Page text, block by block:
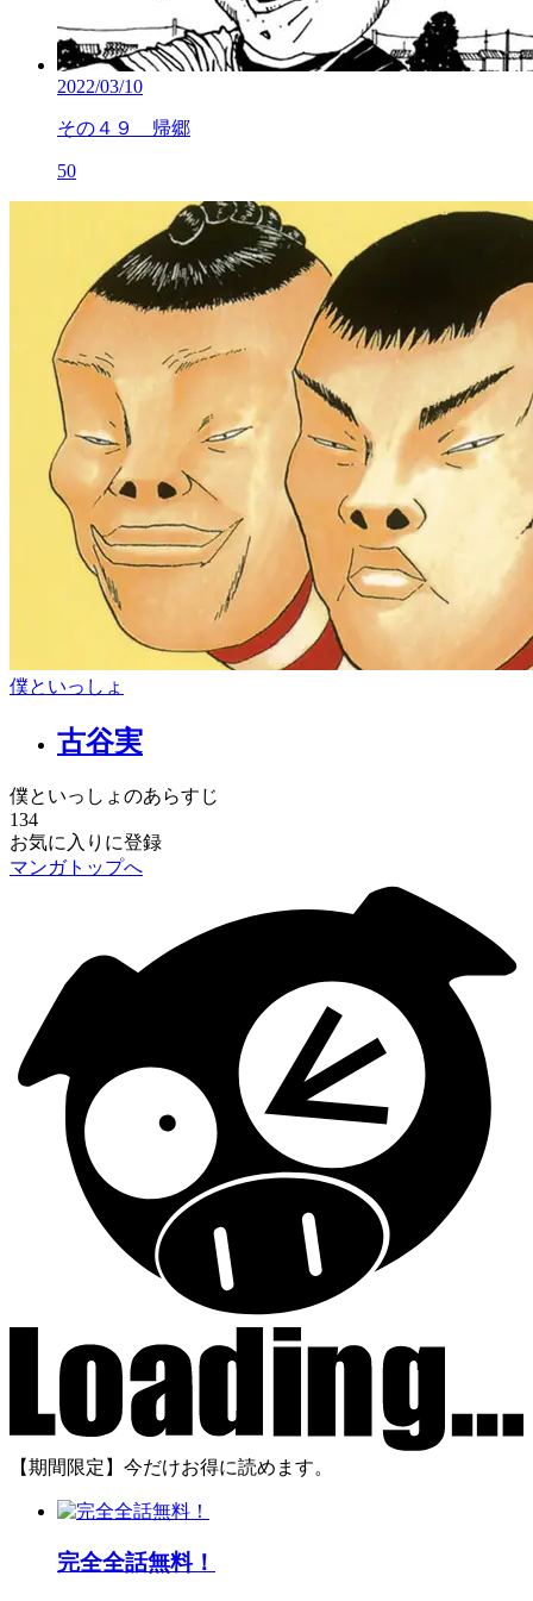
2022/03/10
その４９ 帰郷
50
僕といっしょ
古谷実
僕といっしょのあらすじ
134
お気に入りに登録
マンガトップへ
【期間限定】今だけお得に読めます。
完全全話無料！